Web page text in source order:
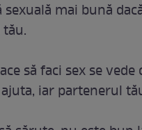
sexuală mai bună
să faci sex se
iar partenerul